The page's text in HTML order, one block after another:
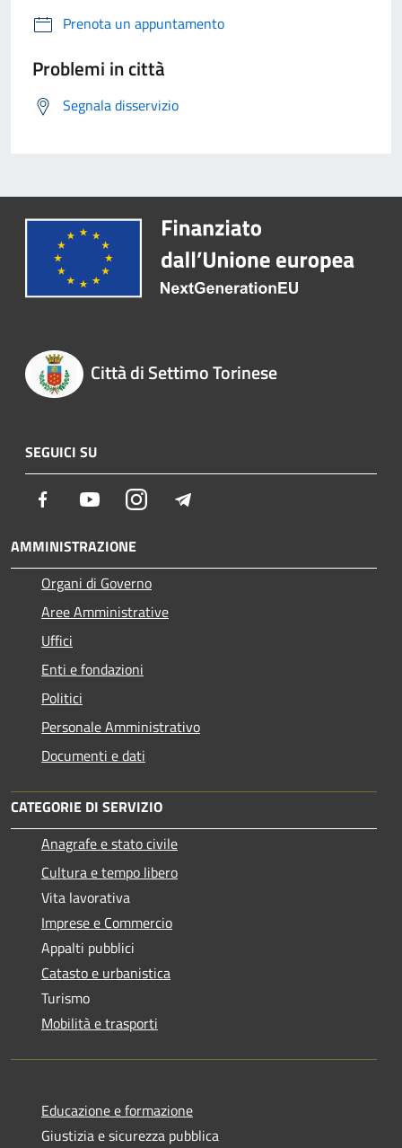
Prenota un appuntamento
Problemi in città
Segnala disservizio
Città di Settimo Torinese
SEGUICI SU
Facebook YoutubeInstagram
AMMINISTRAZIONE
Organi di Governo
Aree Amministrative
Uffici
Enti e fondazioni
Politici
Personale Amministrativo
Documenti e dati
CATEGORIE DI SERVIZIO
Anagrafe e stato civile
Cultura e tempo libero
Vita lavorativa
Imprese e Commercio
Appalti pubblici
Catasto e urbanistica
Turismo
Mobilità e trasporti
Educazione e formazione
Giustizia e sicurezza pubblica